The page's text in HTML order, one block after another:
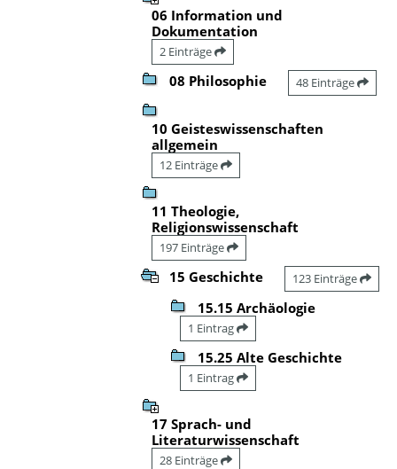
06 Information und
Dokumentation
2 Einträge
08 Philosophie 48 Einträge
10 Geisteswissenschaften
allgemein
12 Einträge
11 Theologie,
Religionswissenschaft
197 Einträge
15 Geschichte 123 Einträge
15.15 Archäologie
1 Eintrag
15.25 Alte Geschichte
1 Eintrag
17 Sprach- und
Literaturwissenschaft
28 Einträge